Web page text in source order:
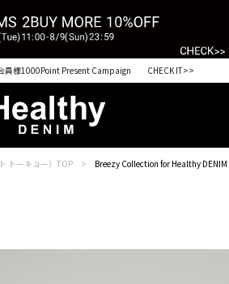
会員様1000Point Present Campaign CHECK IT>>
トーキョー）TOP Breezy Collection for Healthy DENIM